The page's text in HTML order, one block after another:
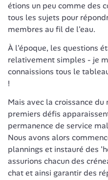
étions un peu comme des
tous les sujets pour
membres au fil de l'eau.
À l'époque, les questions
relativement simples - je
connaissions tous le
!
Mais avec la croissance
premiers défis
permanence de service
Nous avons alors
plannings et instauré des
assurions chacun des
chat et ainsi garantir des